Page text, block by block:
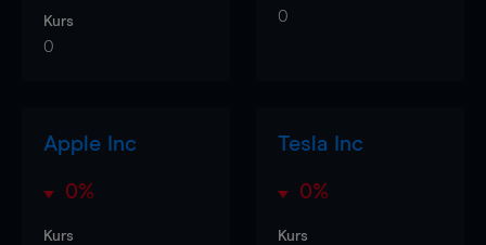
Kurs
0
0
Apple Inc
0%
Kurs
Tesla Inc
0%
Kurs